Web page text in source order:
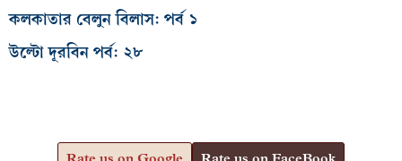
কলকাতার বেলুন বিলাস: পর্ব ১
উল্টো দূরবিন পর্ব: ২৮